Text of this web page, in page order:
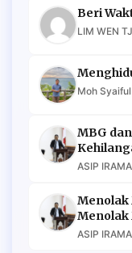
Beri
LIM WEN
Moh
MBG
ASIP IRAMA
Menolak
Menolak
ASIP IRAMA